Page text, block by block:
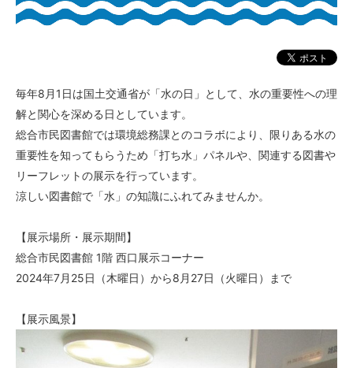
毎年8月1日は国土交通省が「水の日」として、水の重要性への理
解と関心を深める日としています。
総合市民図書館では環境総務課とのコラボにより、限りある水の
重要性を知ってもらうため「打ち水」パネルや、関連する図書や
リーフレットの展示を行っています。
涼しい図書館で「水」の知識にふれてみませんか。
【展示場所・展示期間】
総合市民図書館 1階 西口展示コーナー
2024年7月25日（木曜日）から8月27日（火曜日）まで
【展示風景】